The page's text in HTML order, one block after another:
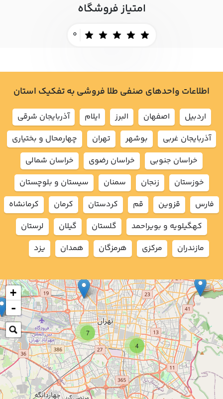
امتیاز فروشگاه
0
7
4
+
-
اطلاعات واحدهای صنفی طلا فروشی به تفکیک استان
اردبيل اصفهان البرز ايلام
آذربايجان شرقي
آذربايجان غربي
بوشهر تهران
چهارمحال و بختياري
خراسان جنوبي
خراسان رضوي
خراسان شمالي
خوزستان
زنجان سمنان
سيستان و بلوچستان
فارس
قزوين قم كردستان كرمان
كرمانشاه
كهگيلويه و بويراحمد
گلستان گيلان
لرستان
مازندران
مركزي هرمزگان همدان يزد